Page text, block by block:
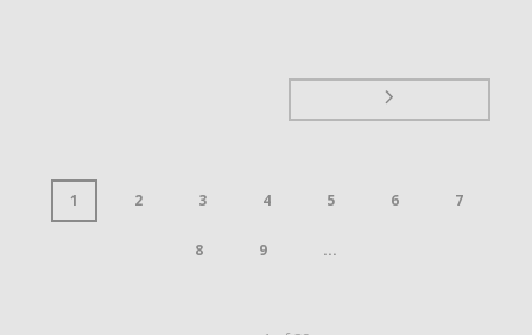
1 2 3 4 5 6 7
8 9 ...